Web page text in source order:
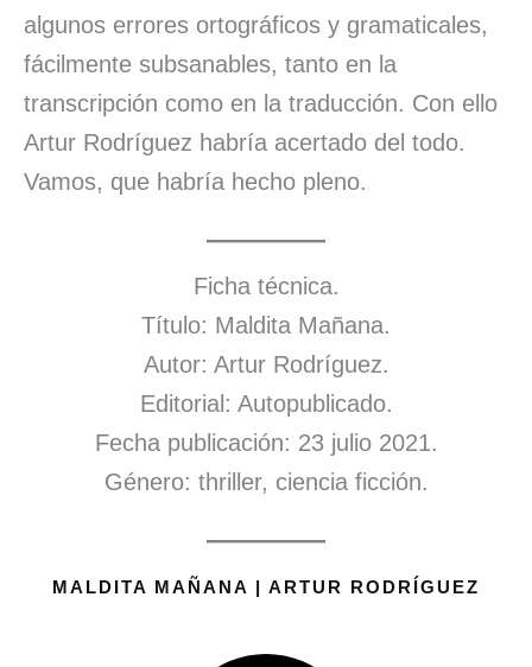
algunos errores ortográficos y gramaticales,
fácilmente subsanables, tanto en la
transcripción como en la traducción. Con ello
Artur Rodríguez habría acertado del todo.
Vamos, que habría hecho pleno.
Ficha técnica.
Título: Maldita Mañana.
Autor: Artur Rodríguez.
Editorial: Autopublicado.
Fecha publicación: 23 julio 2021.
Género: thriller, ciencia ficción.
MALDITA MAÑANA | ARTUR RODRÍGUEZ